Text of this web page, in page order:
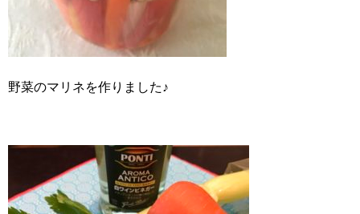
野菜のマリネを作りました♪